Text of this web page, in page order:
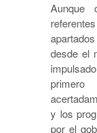
Aunque
desde el
y los
por el